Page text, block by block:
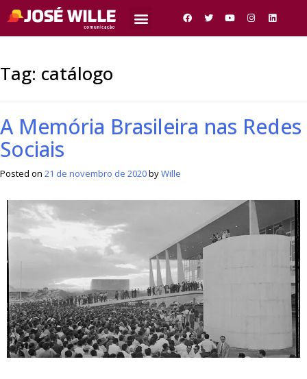
Tag: catálogo
A Memória Brasileira nas Redes
Sociais
Posted on 21 de novembro de 2020byWille